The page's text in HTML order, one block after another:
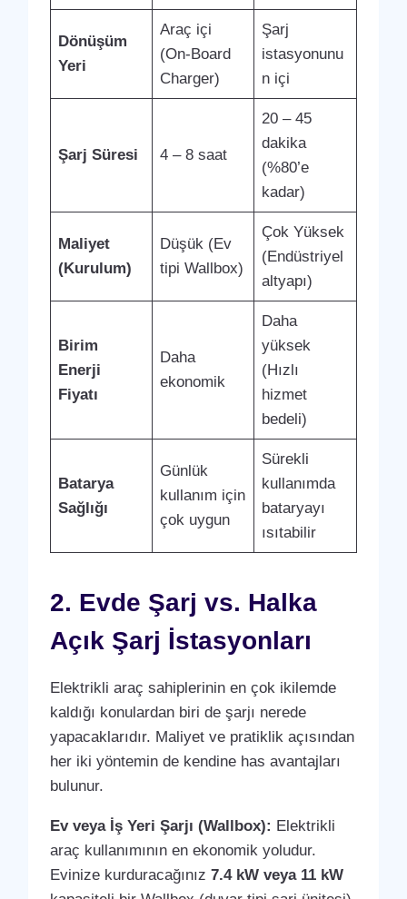
Dönüşüm
Yeri
Araç içi
(On-Board
Charger)
Şarj
istasyonunu
n içi
Şarj Süresi 4 – 8 saat
20 – 45
dakika
(%80’e
kadar)
Maliyet
(Kurulum)
Düşük (Ev
tipi Wallbox)
Çok Yüksek
(Endüstriyel
altyapı)
Birim
Enerji
Fiyatı
Daha
ekonomik
Daha
yüksek
(Hızlı
hizmet
bedeli)
Batarya
Sağlığı
Günlük
kullanım için
çok uygun
Sürekli
kullanımda
bataryayı
ısıtabilir
2. Evde Şarj vs. Halka
Açık Şarj İstasyonları
Elektrikli araç sahiplerinin en çok ikilemde
kaldığı konulardan biri de şarjı nerede
yapacaklarıdır. Maliyet ve pratiklik açısından
her iki yöntemin de kendine has avantajları
bulunur.
Ev veya İş Yeri Şarjı (Wallbox): Elektrikli
araç kullanımının en ekonomik yoludur.
Evinize kurduracağınız 7.4 kW veya 11 kW